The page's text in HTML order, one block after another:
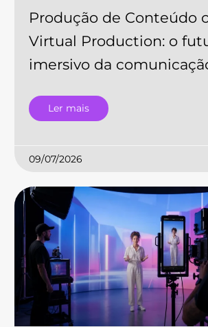
Produção de Conteúdo
Virtual Production: o
imersivo da
Ler mais
09/07/2026